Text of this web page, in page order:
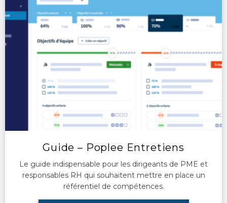
Guide – Poplee Entretiens
Le guide indispensable pour les dirigeants de PME et
responsables RH qui souhaitent mettre en place un
référentiel de compétences.